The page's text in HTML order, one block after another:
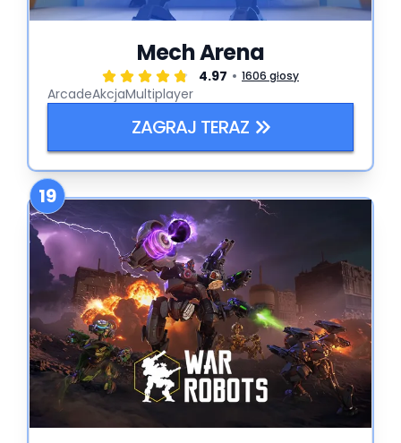
Mech Arena
4.97 1606 głosy
ArcadeAkcjaMultiplayer
ZAGRAJ TERAZ
19